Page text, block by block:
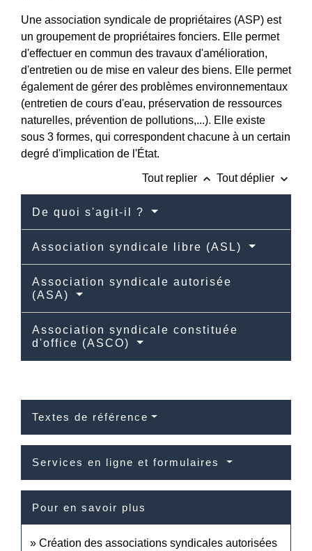
Une association syndicale de propriétaires (ASP) est
un groupement de propriétaires fonciers. Elle permet
d'effectuer en commun des travaux d'amélioration,
d'entretien ou de mise en valeur des biens. Elle permet
également de gérer des problèmes environnementaux
(entretien de cours d'eau, préservation de ressources
naturelles, prévention de pollutions,...). Elle existe
sous 3 formes, qui correspondent chacune à un certain
degré d'implication de l'État.
Tout replier keyboard_arrow_up Tout déplier keyboard_arrow_down
De quoi s'agit-il ?
Association syndicale libre (ASL)
Association syndicale autorisée
(ASA)
Association syndicale constituée
d'office (ASCO)
Textes de référence
Services en ligne et formulaires
Pour en savoir plus
Création des associations syndicales autorisées